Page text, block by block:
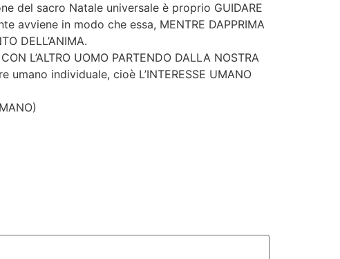
del sacro Natale universale è proprio GUIDARE
avviene in modo che essa, MENTRE DAPPRIMA
DELL’ANIMA.
L’ALTRO UOMO PARTENDO DALLA NOSTRA
umano individuale, cioè L’INTERESSE UMANO